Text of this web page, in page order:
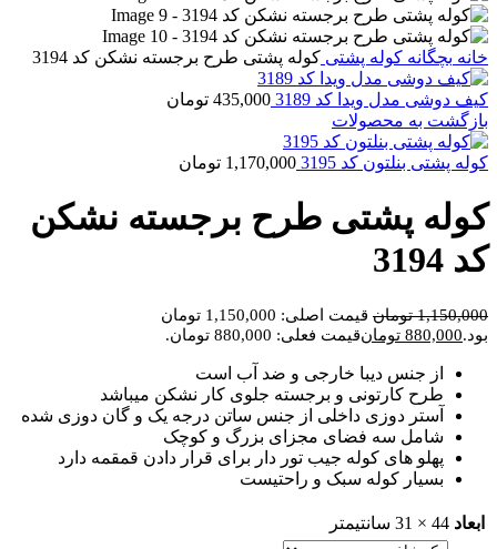
خانه بچگانه کوله پشتی کوله پشتی طرح برجسته نشکن کد 3194
کیف دوشی مدل ویدا کد 3189 435,000 تومان
بازگشت به محصولات
کوله پشتی بنلتون کد 3195 1,170,000 تومان
کوله پشتی طرح برجسته نشکن
کد 3194
1,150,000 تومان
قیمت اصلی: 1,150,000 تومان
بود.880,000 تومانقیمت فعلی: 880,000 تومان.
از جنس دیبا خارجی و ضد آب است
طرح کارتونی و برجسته جلوی کار نشکن میباشد
آستر دوزی داخلی از جنس ساتن درجه یک و گان دوزی شده
شامل سه فضای مجزای بزرگ و کوچک
پهلو های کوله جیب تور دار برای قرار دادن قمقمه دارد
بسیار کوله سبک و راحتیست
ابعاد 44 × 31 سانتیمتر